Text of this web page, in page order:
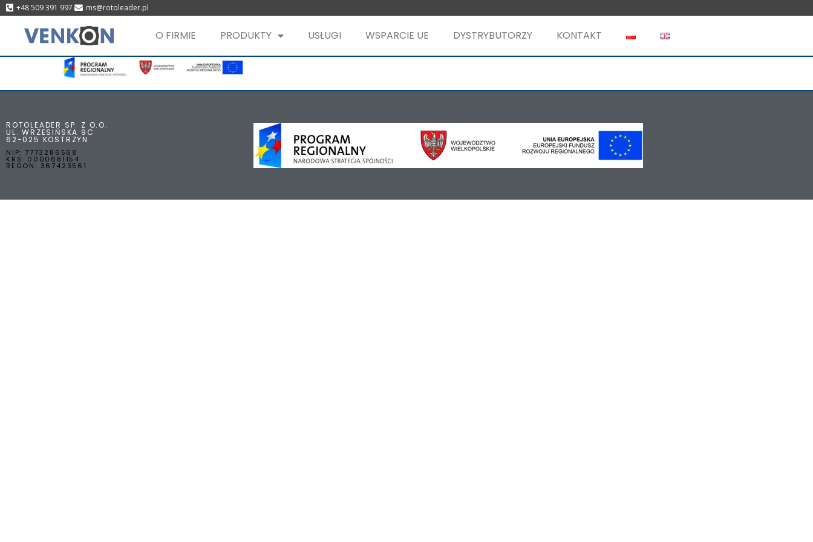
+48 509 391 997 ms@rotoleader.pl
O FIRMIE PRODUKTY USŁUGI WSPARCIE UE DYSTRYBUTORZY KONTAKT
ROTOLEADER SP. Z O.O.
UL. WRZESIŃSKA 9C
62-025 KOSTRZYN
NIP: 7773286568
KRS: 0000681154
REGON: 367423561